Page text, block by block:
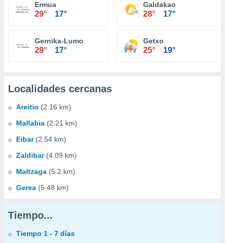
Ermua
29° 17°
Galdakao
28° 17°
Gernika-Lumo
29° 17°
Getxo
25° 19°
Localidades cercanas
Areitio (2.16 km)
Mallabia (2.21 km)
Eibar (2.54 km)
Zaldibar (4.09 km)
Maltzaga (5.2 km)
Gerea (5.48 km)
Tiempo...
Tiempo 1 - 7 días